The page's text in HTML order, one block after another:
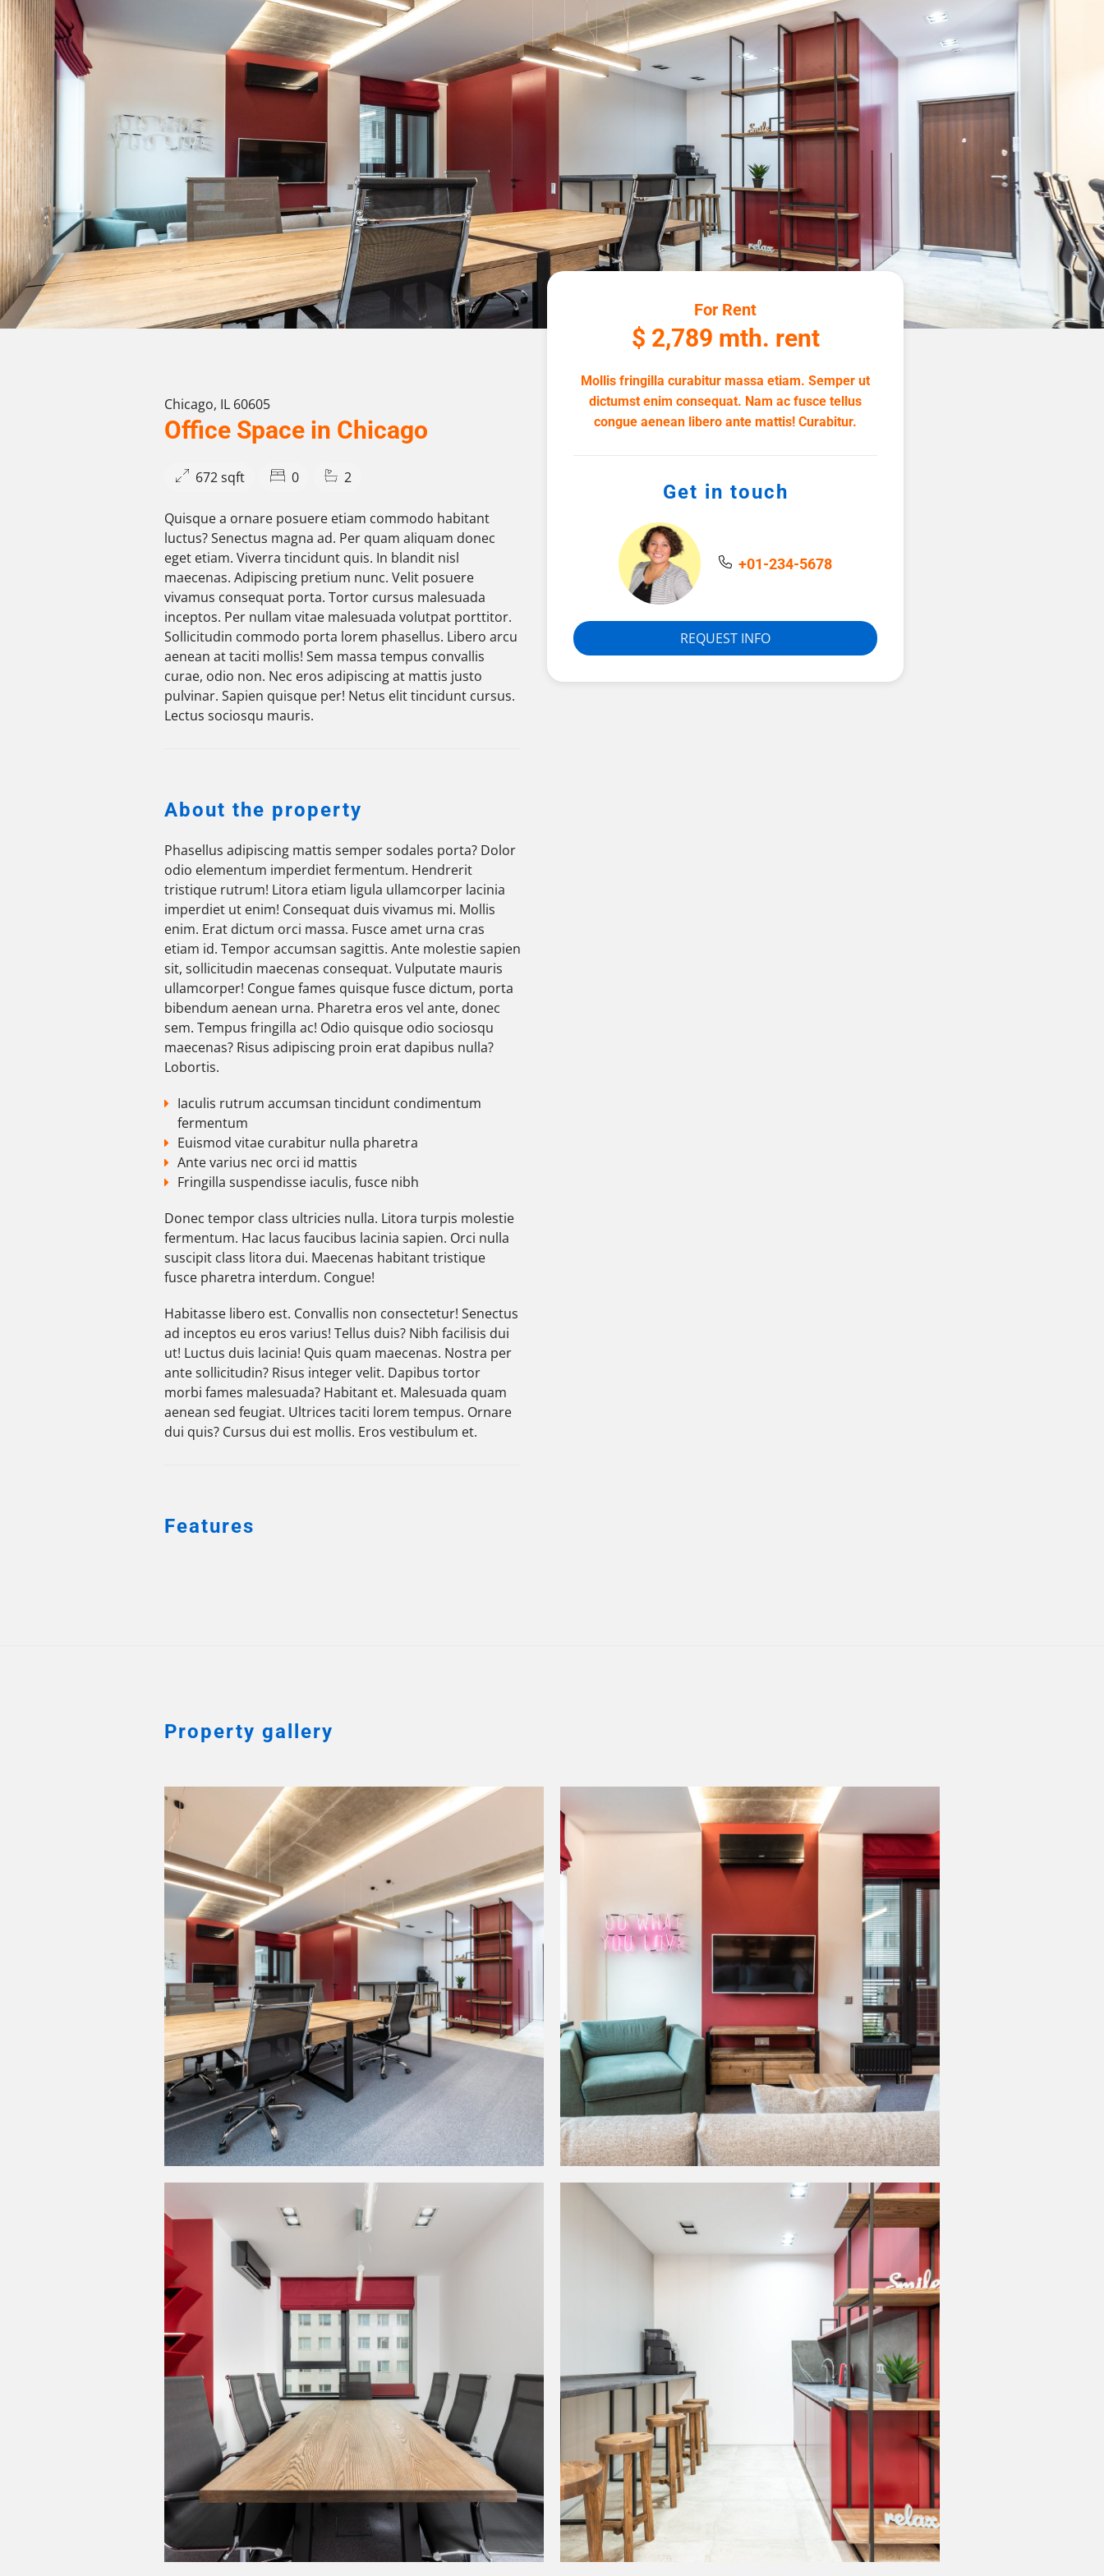
Chicago, IL 60605
Office Space in Chicago
672 sqft 0 2
Quisque a ornare posuere etiam commodo habitant
luctus? Senectus magna ad. Per quam aliquam donec
eget etiam. Viverra tincidunt quis. In blandit nisl
maecenas. Adipiscing pretium nunc. Velit posuere
vivamus consequat porta. Tortor cursus malesuada
inceptos. Per nullam vitae malesuada volutpat porttitor.
Sollicitudin commodo porta lorem phasellus. Libero arcu
aenean at taciti mollis! Sem massa tempus convallis
curae, odio non. Nec eros adipiscing at mattis justo
pulvinar. Sapien quisque per! Netus elit tincidunt cursus.
Lectus sociosqu mauris.
About the property
Phasellus adipiscing mattis semper sodales porta? Dolor
odio elementum imperdiet fermentum. Hendrerit
tristique rutrum! Litora etiam ligula ullamcorper lacinia
imperdiet ut enim! Consequat duis vivamus mi. Mollis
enim. Erat dictum orci massa. Fusce amet urna cras
etiam id. Tempor accumsan sagittis. Ante molestie sapien
sit, sollicitudin maecenas consequat. Vulputate mauris
ullamcorper! Congue fames quisque fusce dictum, porta
bibendum aenean urna. Pharetra eros vel ante, donec
sem. Tempus fringilla ac! Odio quisque odio sociosqu
maecenas? Risus adipiscing proin erat dapibus nulla?
Lobortis.
Iaculis rutrum accumsan tincidunt condimentum
fermentum
Euismod vitae curabitur nulla pharetra
Ante varius nec orci id mattis
Fringilla suspendisse iaculis, fusce nibh
Donec tempor class ultricies nulla. Litora turpis molestie
fermentum. Hac lacus faucibus lacinia sapien. Orci nulla
suscipit class litora dui. Maecenas habitant tristique
fusce pharetra interdum. Congue!
Habitasse libero est. Convallis non consectetur! Senectus
ad inceptos eu eros varius! Tellus duis? Nibh facilisis dui
ut! Luctus duis lacinia! Quis quam maecenas. Nostra per
ante sollicitudin? Risus integer velit. Dapibus tortor
morbi fames malesuada? Habitant et. Malesuada quam
aenean sed feugiat. Ultrices taciti lorem tempus. Ornare
dui quis? Cursus dui est mollis. Eros vestibulum et.
Features
For Rent
$ 2,789 mth. rent
Mollis fringilla curabitur massa etiam. Semper ut
dictumst enim consequat. Nam ac fusce tellus
congue aenean libero ante mattis! Curabitur.
Get in touch
+01-234-5678
REQUEST INFO
Property gallery